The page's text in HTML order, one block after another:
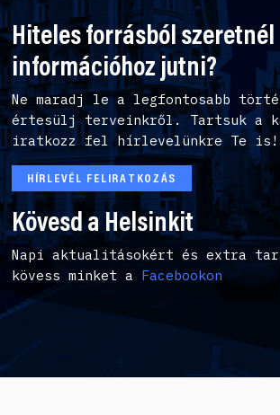
Hiteles forrásból szeretnél
információhoz jutni?
Ne maradj le a legfontosabb
értesülj terveinkről. Tartsuk a
iratkozz fel hírlevelünkre Te is!
HÍRLEVÉL FELIRATKOZÁS
Kövesd a Helsinkit
Napi aktualitásokért és extra
kövess minket a Facebookon